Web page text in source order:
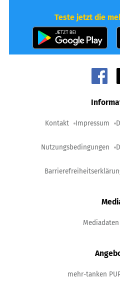
Teste jetzt die
Kontakt Impressum
Nutzungsbedingungen
mehr-tanken